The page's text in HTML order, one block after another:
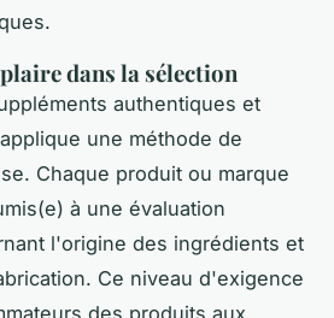
dans la sélection
authentiques et
une méthode de
Chaque produit ou marque
à une évaluation
l'origine des ingrédients et
Ce niveau d'exigence
des produits aux